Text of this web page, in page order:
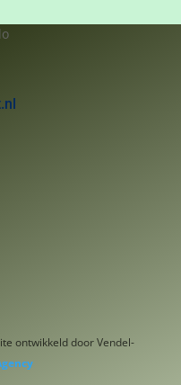
ontwikkeld door Vendel-